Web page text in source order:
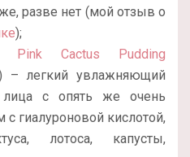
разве нет (мой отзыв о
);
Pink Cactus Pudding
– легкий увлажняющий
лица с опять же очень
гиалуроновой кислотой,
лотоса, капусты,